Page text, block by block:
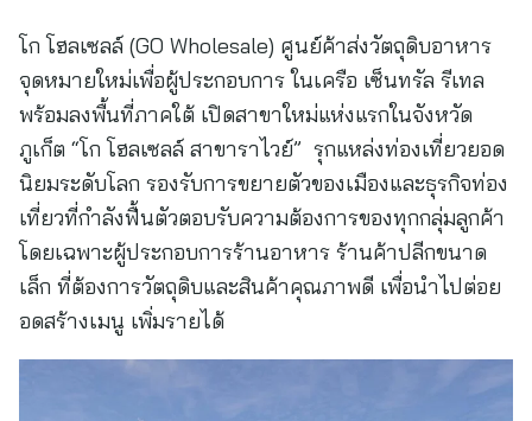
โก โฮลเซลล์ (GO Wholesale) ศูนย์ค้าส่งวัตถุดิบอาหาร
จุดหมายใหม่เพื่อผู้ประกอบการ ในเครือ เซ็นทรัล รีเทล
พร้อมลงพื้นที่ภาคใต้ เปิดสาขาใหม่แห่งแรกในจังหวัด
ภูเก็ต “โก โฮลเซลล์ สาขาราไวย์” รุกแหล่งท่องเที่ยวยอด
นิยมระดับโลก รองรับการขยายตัวของเมืองและธุรกิจท่อง
เที่ยวที่กำลังฟื้นตัวตอบรับความต้องการของทุกกลุ่มลูกค้า
โดยเฉพาะผู้ประกอบการร้านอาหาร ร้านค้าปลีกขนาด
เล็ก ที่ต้องการวัตถุดิบและสินค้าคุณภาพดี เพื่อนำไปต่อย
อดสร้างเมนู เพิ่มรายได้